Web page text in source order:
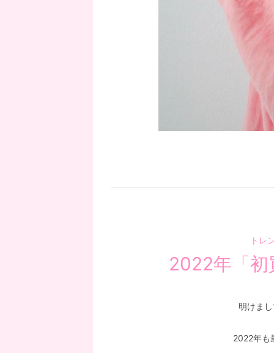
トレ
2022年「初
明けま
2022年も